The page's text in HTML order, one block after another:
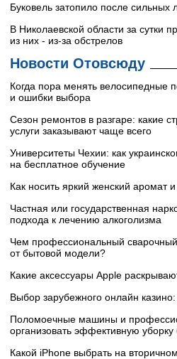
Буковель затопило после сильных
В Николаевской области за сутки
из них - из-за обстрелов
Новости Отовсюду
Когда пора менять велосипедные
и ошибки выбора
Сезон ремонтов в разгаре: какие
услуги заказывают чаще всего
Университеты Чехии: как
на бесплатное обучение
Как носить яркий женский аромат
Частная или государственная
подхода к лечению алкоголизма
Чем профессиональный сварочный
от бытовой модели?
Какие аксессуары Apple
Выбор зарубежного онлайн
Поломоечные машины и
организовать эффективную уборку
Какой iPhone выбрать на